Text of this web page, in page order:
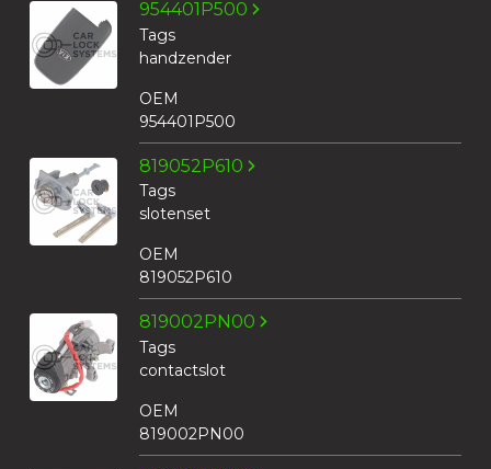
954401P500
Tags
handzender
OEM
954401P500
819052P610
Tags
slotenset
OEM
819052P610
819002PN00
Tags
contactslot
OEM
819002PN00